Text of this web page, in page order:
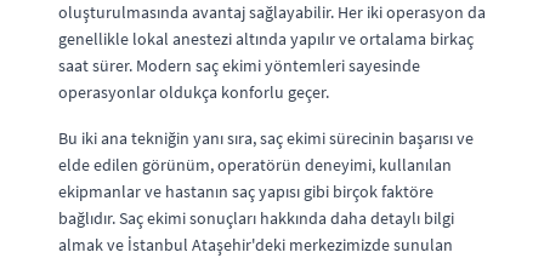
oluşturulmasında avantaj sağlayabilir. Her iki operasyon da
genellikle lokal anestezi altında yapılır ve ortalama birkaç
saat sürer. Modern saç ekimi yöntemleri sayesinde
operasyonlar oldukça konforlu geçer.
Bu iki ana tekniğin yanı sıra, saç ekimi sürecinin başarısı ve
elde edilen görünüm, operatörün deneyimi, kullanılan
ekipmanlar ve hastanın saç yapısı gibi birçok faktöre
bağlıdır. Saç ekimi sonuçları hakkında daha detaylı bilgi
almak ve İstanbul Ataşehir'deki merkezimizde sunulan